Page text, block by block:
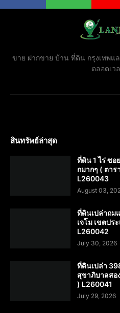
ขาย ฝากขาย บ้าน ที่ดิน กรุงเทพ
ตลอดเว
สินทรัพย์ล่าสุด
ที่ดิน 1 ไร่ ซอ
กมากๆ ( ตาร
L260043
August 03,
ที่ดินเปล่าถม
เจโม เขตปร
L260042
July 30, 2026
ที่ดินเปล่า
สุขาภิบาลสอ
) L260041
July 29, 2026